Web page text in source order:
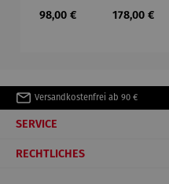
Dünensch
Regulärer Preis:
98,00 €
Perlen
Regulärer
178,00 €
Versandkostenfrei ab 90 €
SERVICE
RECHTLICHES